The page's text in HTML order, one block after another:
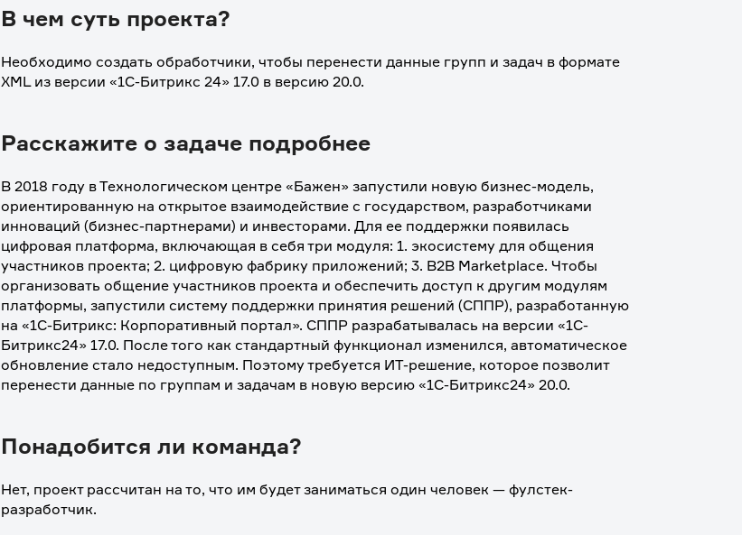
В чем суть проекта?
Необходимо создать обработчики, чтобы перенести данные групп и задач в формате
XML из версии «1С-Битрикс 24» 17.0 в версию 20.0.
Расскажите о задаче подробнее
В 2018 году в Технологическом центре «Бажен» запустили новую бизнес-модель,
ориентированную на открытое взаимодействие с государством, разработчиками
инноваций (бизнес-партнерами) и инвесторами. Для ее поддержки появилась
цифровая платформа, включающая в себя три модуля: 1. экосистему для общения
участников проекта; 2. цифровую фабрику приложений; 3. B2B Marketplace. Чтобы
организовать общение участников проекта и обеспечить доступ к другим модулям
платформы, запустили систему поддержки принятия решений (СППР), разработанную
на «1С-Битрикс: Корпоративный портал». СППР разрабатывалась на версии «1С-
Битрикс24» 17.0. После того как стандартный функционал изменился, автоматическое
обновление стало недоступным. Поэтому требуется ИТ-решение, которое позволит
перенести данные по группам и задачам в новую версию «1С-Битрикс24» 20.0.
Понадобится ли команда?
Нет, проект рассчитан на то, что им будет заниматься один человек — фулстек-
разработчик.